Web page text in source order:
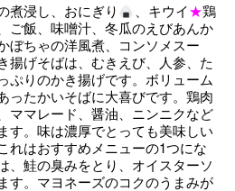
煮浸し、おにぎり キウイ★鶏
ご飯、味噌汁、冬瓜のえびあんか
ぼちゃの洋風煮、コンソメスー
揚げそばは、むきえび、人参、た
ぷりのかき揚げです。ボリューム
ったかいそばに大喜びです。鶏肉
ママレード、醤油、ニンニクなど
す。味は濃厚でとっても美味しい
れはおすすめメニューの1つにな
、鮭の臭みをとり、オイスターソ
す。マヨネーズのコクのうまみが